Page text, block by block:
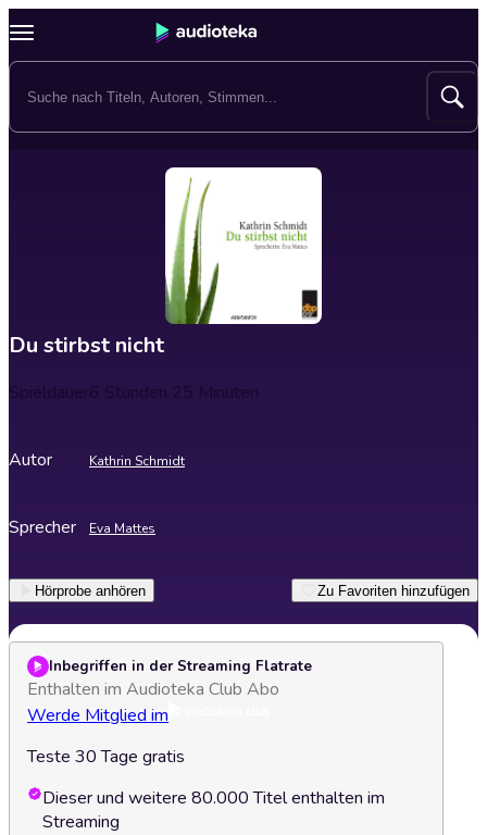
Du stirbst nicht
Spieldauer6 Stunden 25 Minuten
Autor Kathrin Schmidt
Sprecher Eva Mattes
Hörprobe anhören Zu Favoriten hinzufügen
Inbegriffen in der Streaming Flatrate
Enthalten im Audioteka Club Abo
Werde Mitglied im
Teste 30 Tage gratis
Dieser und weitere 80.000 Titel enthalten im
Streaming